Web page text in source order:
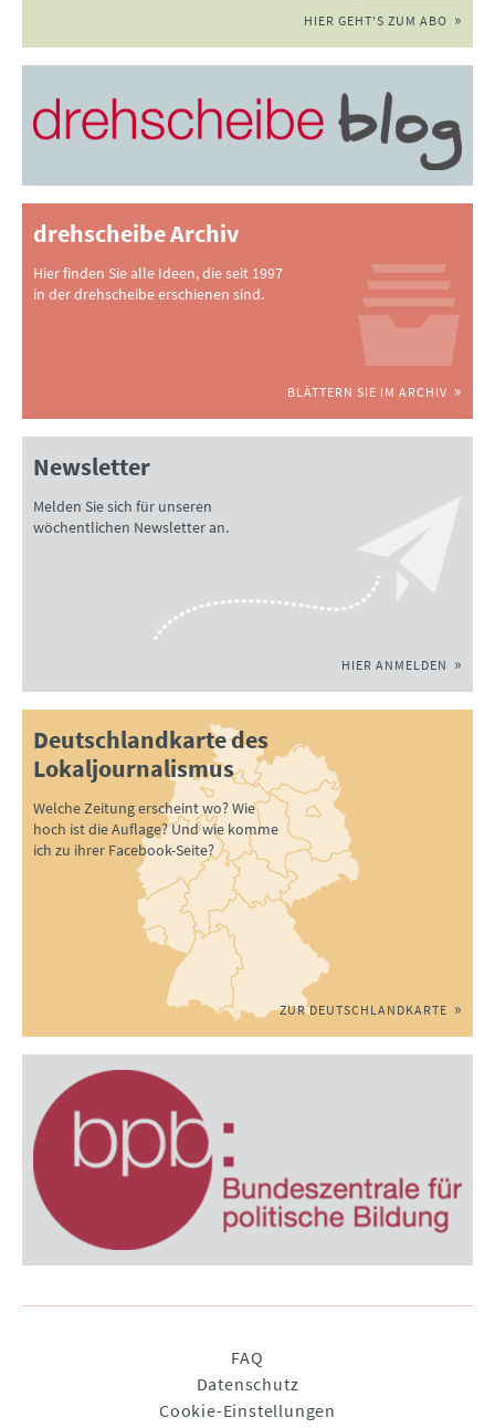
HIER GEHT'S ZUM ABO
drehscheibe Archiv
Hier finden Sie alle Ideen, die seit 1997
in der drehscheibe erschienen sind.
BLÄTTERN SIE IM ARCHIV
Newsletter
Melden Sie sich für unseren
wöchentlichen Newsletter an.
HIER ANMELDEN
Deutschlandkarte des
Lokaljournalismus
Welche Zeitung erscheint wo? Wie
hoch ist die Auflage? Und wie komme
ich zu ihrer Facebook-Seite?
ZUR DEUTSCHLANDKARTE
FAQ
Datenschutz
Cookie-Einstellungen